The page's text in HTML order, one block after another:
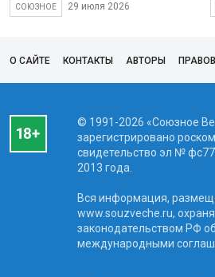
СОЮЗНОЕ 29 июля 2026
О САЙТЕ КОНТАКТЫ АВТОРЫ
© 1991-2026 «Союзное
зарегистрировано
свидетельство эл №
2013 года.
Вся информация,
www.souzveche.ru,
законодательством РФ
международными